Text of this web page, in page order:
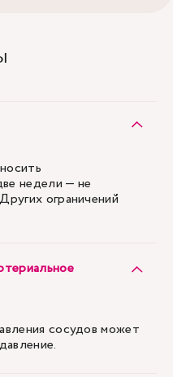
недели — не
ограничений
сосудов может